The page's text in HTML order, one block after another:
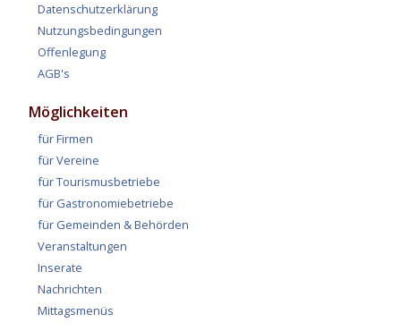
Datenschutzerklärung
Nutzungsbedingungen
Offenlegung
AGB's
Möglichkeiten
für Firmen
für Vereine
für Tourismusbetriebe
für Gastronomiebetriebe
für Gemeinden & Behörden
Veranstaltungen
Inserate
Nachrichten
Mittagsmenüs